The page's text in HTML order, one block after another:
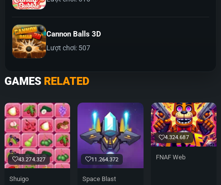
Cannon Balls 3D
Lượt chơi: 507
GAMES RELATED
43.274.327
Shuigo
11.264.372
Space Blast
4.324.687
FNAF Web